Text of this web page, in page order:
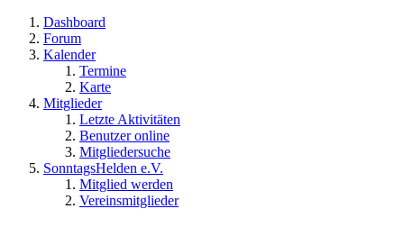
Dashboard
Forum
Kalender
Termine
Karte
Mitglieder
Letzte Aktivitäten
Benutzer online
Mitgliedersuche
SonntagsHelden e.V.
Mitglied werden
Vereinsmitglieder